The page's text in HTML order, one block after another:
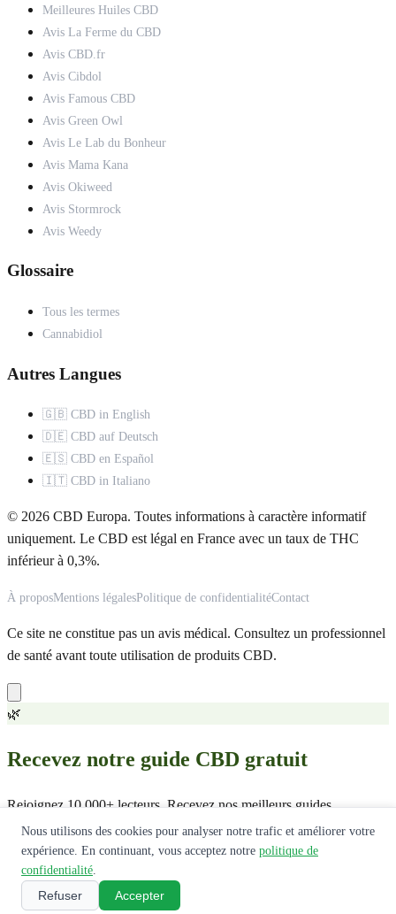
Meilleures Huiles CBD
Avis La Ferme du CBD
Avis CBD.fr
Avis Cibdol
Avis Famous CBD
Avis Green Owl
Avis Le Lab du Bonheur
Avis Mama Kana
Avis Okiweed
Avis Stormrock
Avis Weedy
Glossaire
Tous les termes
Cannabidiol
Autres Langues
🇬🇧 CBD in English
🇩🇪 CBD auf Deutsch
🇪🇸 CBD en Español
🇮🇹 CBD in Italiano
© 2026 CBD Europa. Toutes informations à caractère informatif
uniquement. Le CBD est légal en France avec un taux de THC
inférieur à 0,3%.
À proposMentions légalesPolitique de confidentialitéContact
Ce site ne constitue pas un avis médical. Consultez un professionnel
de santé avant toute utilisation de produits CBD.
🌿
Recevez notre guide CBD gratuit
Rejoignez 10 000+ lecteurs. Recevez nos meilleurs guides,
comparatifs et offres exclusives.
Pas de spam. Désabonnement en 1 clic.
Nous utilisons des cookies pour analyser notre trafic et améliorer votre
expérience. En continuant, vous acceptez notre politique de
confidentialité.
Refuser Accepter